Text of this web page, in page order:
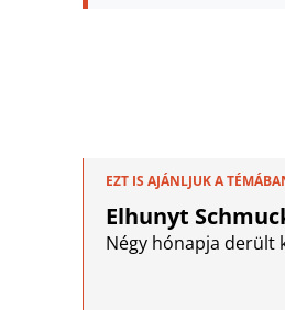
EZT IS AJÁNLJUK A
Elhunyt
Négy hónapja derült